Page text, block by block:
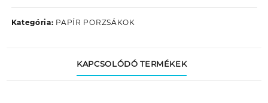
PORZSÁK
Kategória: PAPÍR PORZSÁKOK
KAPCSOLÓDÓ TERMÉKEK